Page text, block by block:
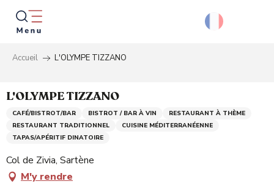
Aller
contenu
principal
Accueil L'OLYMPE TIZZANO
L'OLYMPE TIZZANO
CAFÉ/BISTROT/BAR BISTROT / BAR À VIN
RESTAURANT À THÈME
RESTAURANT TRADITIONNEL
CUISINE MÉDITERRANÉENNE
TAPAS/APÉRITIF DINATOIRE
Col de Zivia, Sartène
M'y rendre